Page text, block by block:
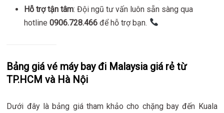
Hỗ trợ tận tâm: Đội ngũ tư vấn luôn sẵn sàng qua
hotline0906.728.466 để hỗ trợ bạn.
Bảng giá vé máy bay đi Malaysia giá rẻ từ
TP.HCM và Hà Nội
Dưới đây là bảng giá tham khảo cho chặng bay đến Kuala